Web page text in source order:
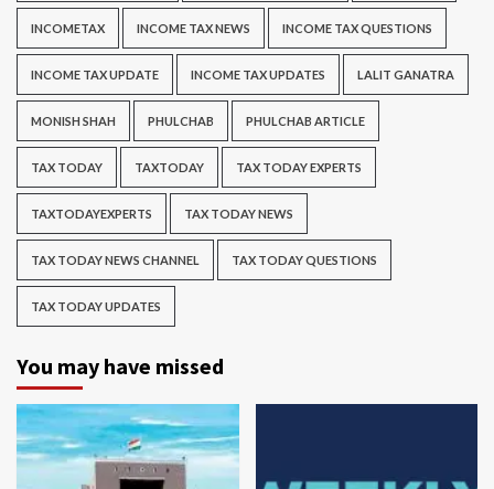
INCOMETAX INCOME TAX NEWS INCOME TAX QUESTIONS
INCOME TAX UPDATE INCOME TAX UPDATES LALIT GANATRA
MONISH SHAH PHULCHAB PHULCHAB ARTICLE
TAX TODAY TAXTODAY TAX TODAY EXPERTS
TAXTODAYEXPERTS TAX TODAY NEWS
TAX TODAY NEWS CHANNEL TAX TODAY QUESTIONS
TAX TODAY UPDATES
You may have missed